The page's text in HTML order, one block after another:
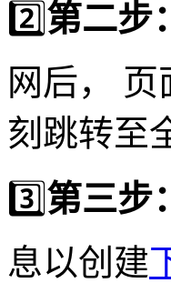
2️⃣第二步
网后，
刻跳转至
3️⃣第三步
息以创建